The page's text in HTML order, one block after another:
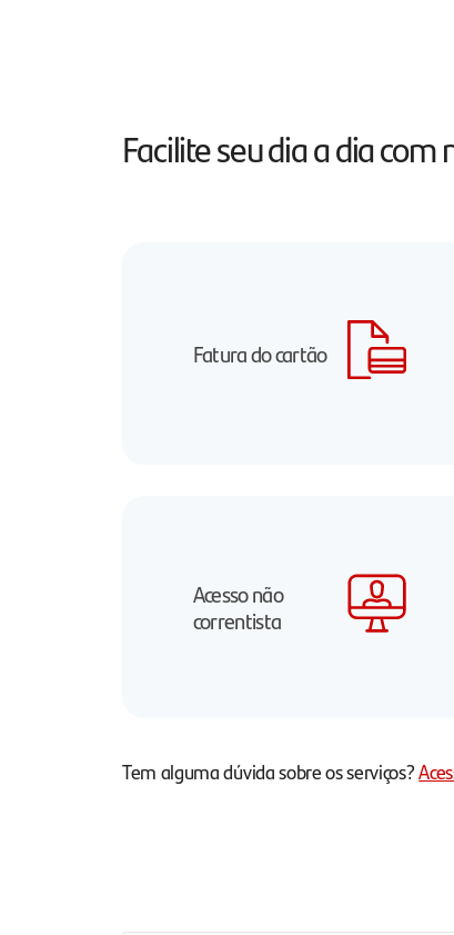
Facilite seu dia a dia
Fatura do cartão
Acesso não
correntista
Tem alguma dúvida sobre os serviços?